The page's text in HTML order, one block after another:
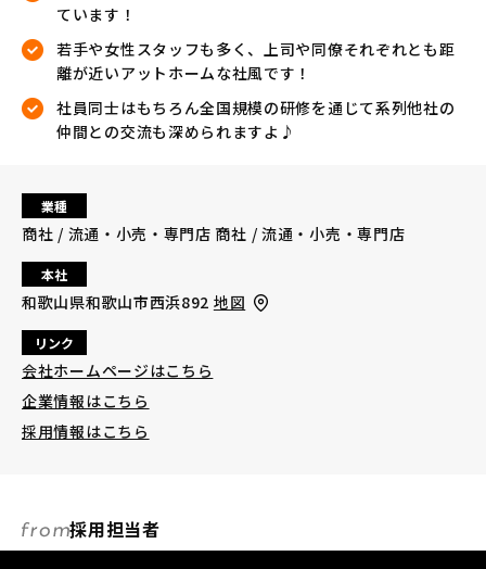
ています！
若手や女性スタッフも多く、上司や同僚それぞれとも距
離が近いアットホームな社風です！
社員同士はもちろん全国規模の研修を通じて系列他社の
仲間との交流も深められますよ♪
業種
商社 / 流通・小売・専門店 商社 / 流通・小売・専門店
本社
和歌山県和歌山市西浜892 地図
リンク
会社ホームページはこちら
企業情報はこちら
採用情報はこちら
採用担当者